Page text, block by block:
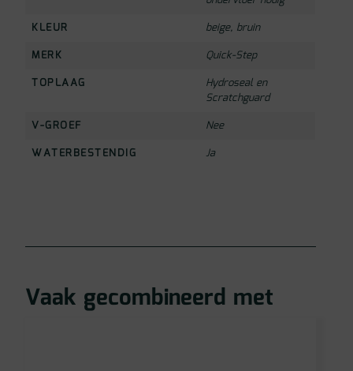
KLEUR
beige, bruin
MERK
Quick-Step
TOPLAAG
Hydroseal en
Scratchguard
V-GROEF
Nee
WATERBESTENDIG
Ja
Vaak gecombineerd met